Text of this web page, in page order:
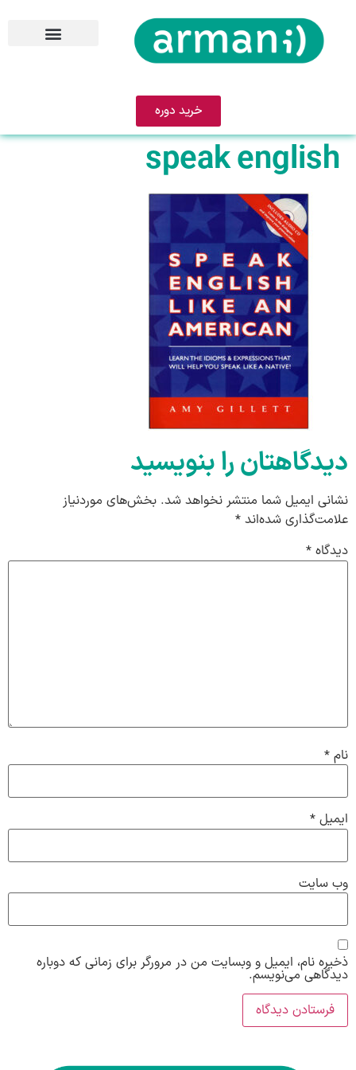
خرید دوره
speak english
دیدگاهتان را بنویسید
نشانی ایمیل شما منتشر نخواهد شد. بخش‌های موردنیاز
علامت‌گذاری شده‌اند *
دیدگاه *
نام *
ایمیل *
وب‌ سایت
ذخیره نام، ایمیل و وبسایت من در مرورگر برای زمانی که دوباره
دیدگاهی می‌نویسم.